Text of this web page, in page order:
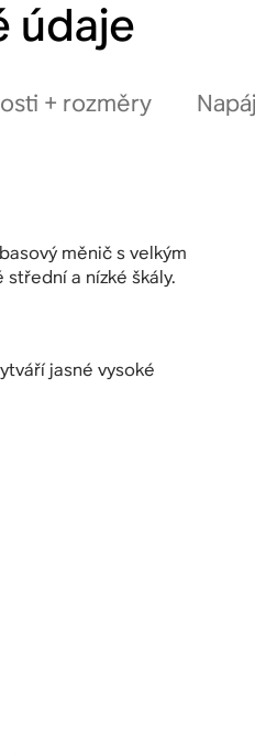
údaje
+ rozměry
měnič s velkým
a nízké škály.
jasné vysoké